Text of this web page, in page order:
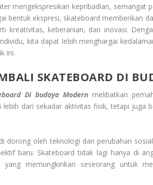
mengekspresikan kepribadian, semangat
bentuk ekspresi, skateboard memberikan
kreativitas, keberanian, dan inovasi.
kita dapat lebih menghargai
ini.
SKATEBOARD DI
Di budaya Modern melibatkan
dari sekadar aktivitas fisik, tetapi juga
dorong oleh teknologi dan perubahan
baru. Skateboard tidak lagi hanya di
yang memungkinkan seseorang untuk